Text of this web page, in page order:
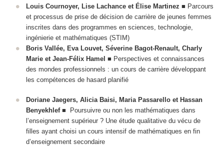
Louis Cournoyer, Lise Lachance et Élise Martinez ■ Parcours
et processus de prise de décision de carrière de jeunes femmes
inscrites dans des programmes en sciences, technologie,
ingénierie et mathématiques (STIM)
Boris Vallée, Eva Louvet, Séverine Bagot-Renault, Charly
Marie et Jean-Félix Hamel ■ Perspectives et connaissances
des mondes professionnels : un cours de carrière développant
les compétences de hasard planifié
Doriane Jaegers, Alicia Baisi, Maria Passarello et Hassan
Benyekhlef ■
Poursuivre ou non les mathématiques dans
l’enseignement supérieur ? Une étude qualitative du vécu de
filles ayant choisi un cours intensif de mathématiques en fin
d’enseignement secondaire